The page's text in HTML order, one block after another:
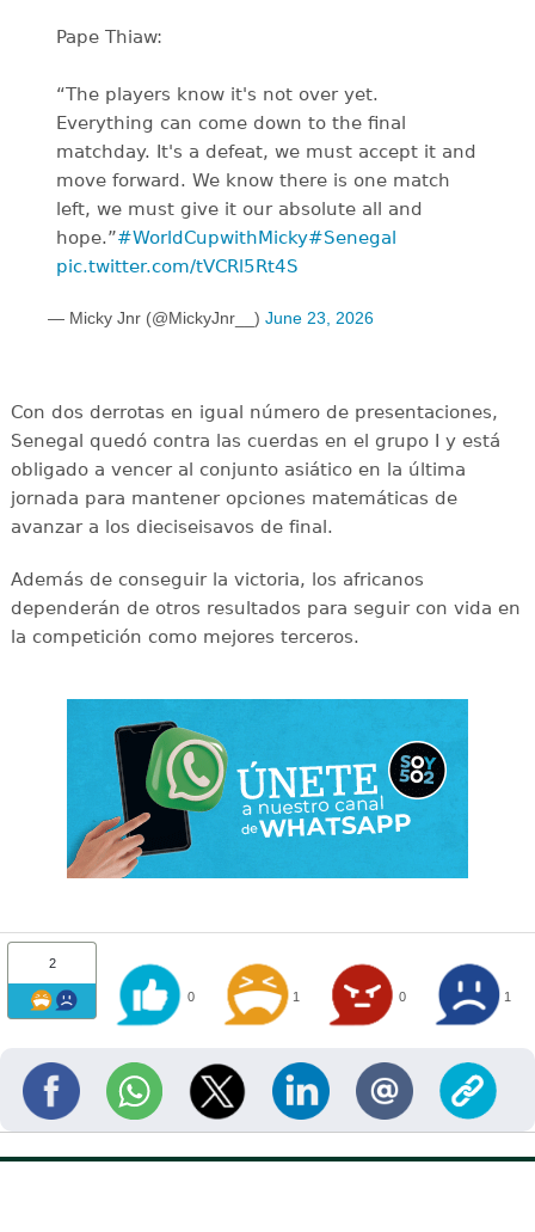
Pape Thiaw:
“The players know it's not over yet.
Everything can come down to the final
matchday. It's a defeat, we must accept it and
move forward. We know there is one match
left, we must give it our absolute all and
hope.”#WorldCupwithMicky#Senegal
pic.twitter.com/tVCRl5Rt4S
— Micky Jnr (@MickyJnr__) June 23, 2026
Con dos derrotas en igual número de presentaciones,
Senegal quedó contra las cuerdas en el grupo I y está
obligado a vencer al conjunto asiático en la última
jornada para mantener opciones matemáticas de
avanzar a los dieciseisavos de final.
Además de conseguir la victoria, los africanos
dependerán de otros resultados para seguir con vida en
la competición como mejores terceros.
2
0 1 0 1